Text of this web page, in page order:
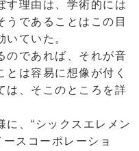
す理由は、学術的には
うであることはこの目
ていた。
のであれば、それが音
は容易に想像が付く
は、そこのところを詳
に、“シックスエレメン
ースコーポレーショ